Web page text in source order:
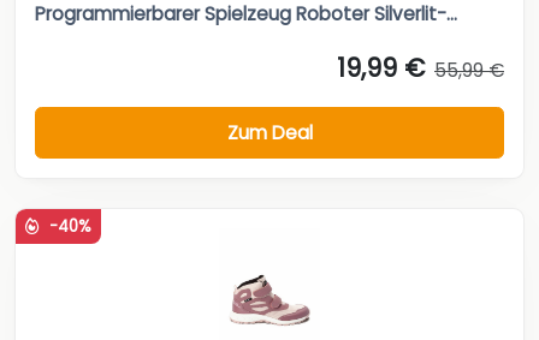
Programmierbarer Spielzeug Roboter Silverlit-...
19,99 € 55,99 €
Zum Deal
-40%